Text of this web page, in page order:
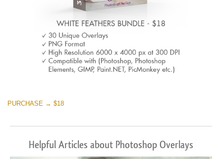
PURCHASE → $18
Helpful Articles about Photoshop Overlays